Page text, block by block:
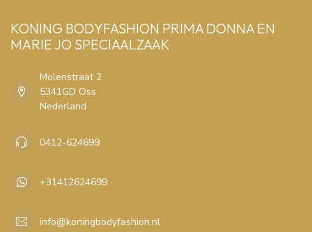
KONING BODYFASHION PRIMA DONNA EN
MARIE JO SPECIAALZAAK
Molenstraat 2
5341GD Oss
Nederland
0412-624699
+31412624699
info@koningbodyfashion.nl